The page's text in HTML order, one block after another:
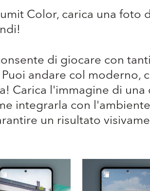
Color, carica una foto
di giocare con
andare col moderno,
Carica l'immagine di una
integrarla con
un risultato